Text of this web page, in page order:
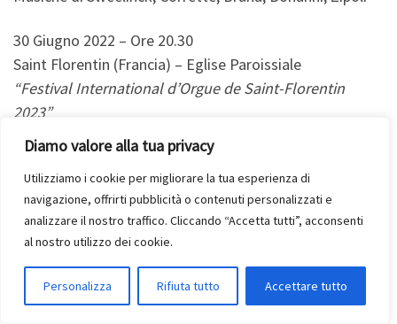
Diamo valore alla tua privacy
Utilizziamo i cookie per migliorare la tua esperienza di
navigazione, offrirti pubblicità o contenuti personalizzati e
analizzare il nostro traffico. Cliccando “Accetta tutti”, acconsenti
al nostro utilizzo dei cookie.
Personalizza Rifiuta tutto Accettare tutto
30 Giugno 2022 – Ore 20.30
Saint Florentin (Francia) – Eglise Paroissiale
“Festival International d’Orgue de Saint-Florentin
2023”
Musiche di Cabanilles, Corrette, Provesi, Bach, Mozart,
Rameau, Miserachs, Guridi
24 Giugno 2023 – Ore 20
Ceccano (Italia) – Chiesa di S.Giovanni
con la flautista Camilla Refice
Musiche di Cabanilles, Vivaldi, Corrette, Debussy,
Piazzolla, Pergolesi